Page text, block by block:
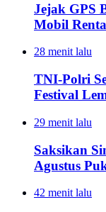
Jejak GPS
Mobil
28 menit lalu
TNI-Polri
Festival
29 menit lalu
Saksikan
Agustus
42 menit lalu